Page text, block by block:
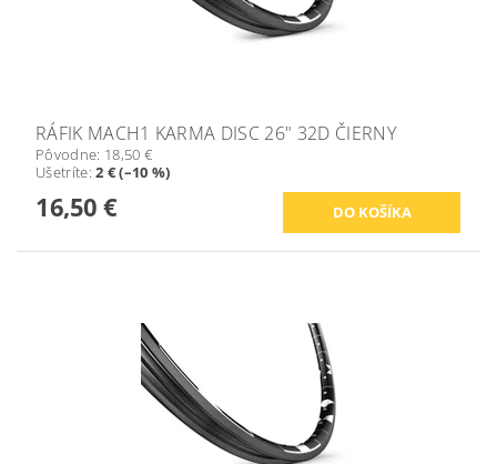
RÁFIK MACH1 KARMA DISC 26" 32D ČIERNY
Pôvodne: 18,50 €
Ušetríte:2 € (–10 %)
16,50 €